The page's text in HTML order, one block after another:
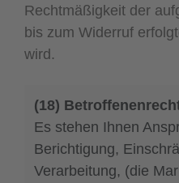
Rechtmäßigkeit der
bis zum Widerruf
wird.
(18)
Es stehen Ihnen
Berichtigung,
Verarbeitung, (die